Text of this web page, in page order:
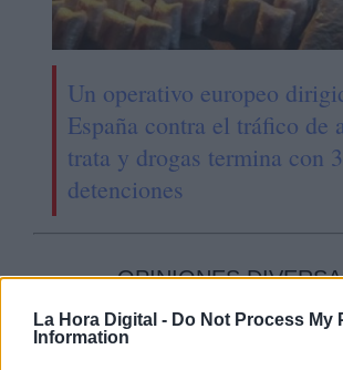
La Hora Digital - Do Not Process My
Information
Un operativo europeo
España contra el tráfico de
trata y drogas termina con
detenciones
OPINIONES